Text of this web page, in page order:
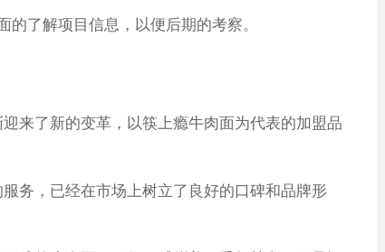
了解项目信息，以便后期的考察。
来了新的变革，以筷上瘾牛肉面为代表的加盟品
务，已经在市场上树立了良好的口碑和品牌形